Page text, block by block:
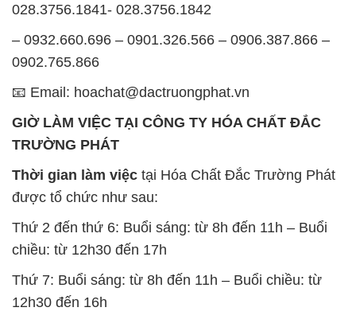
028.3756.1841- 028.3756.1842
– 0932.660.696 – 0901.326.566 – 0906.387.866 –
0902.765.866
📧 Email: hoachat@dactruongphat.vn
GIỜ LÀM VIỆC TẠI CÔNG TY HÓA CHẤT ĐẮC
TRƯỜNG PHÁT
Thời gian làm việc tại Hóa Chất Đắc Trường Phát
được tổ chức như sau:
Thứ 2 đến thứ 6: Buổi sáng: từ 8h đến 11h – Buổi
chiều: từ 12h30 đến 17h
Thứ 7: Buổi sáng: từ 8h đến 11h – Buổi chiều: từ
12h30 đến 16h